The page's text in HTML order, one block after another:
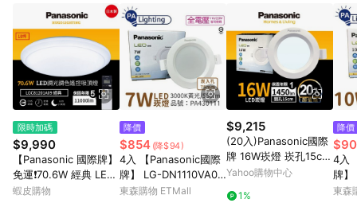
3. 訂單回饋金額將扣除運費/購物金/超贈點/福利金/紅利折抵/折
價券等虛擬貨幣折抵 4. 大宗採購或批發轉賣不具回饋資格： 如
有相關事證認定您為大宗採購、批發轉賣而非最終消費使用者，
相關認定以Yahoo購物中心之認定為準
限時加碼
$9,990
【Panasonic 國際牌】
免運❗️70.6W 經典 LED
調光調色遙控吸頂燈 1
蝦皮購物
降價
$854 (降$94)
4入 【Panasonic國際
牌】 LG-DN1110VA09
LED 7W 3000K 黃光
東森購物 ETMall
$9,215
(20入)Panasonic國際
牌 16W崁燈 崁孔15cm
LED嵌燈 一年保固(白
Yahoo購物中心
1%
降價
4入
牌
9
東森